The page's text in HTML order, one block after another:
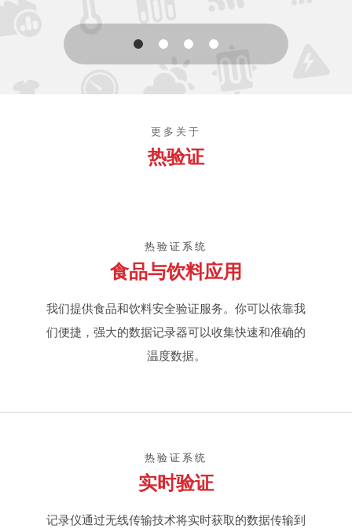
更多关于
热验证
热验证系统
食品与饮料应用
我们提供食品和饮料安全验证服务。你可以依靠我
们便捷，强大的数据记录器可以收集快速和准确的
温度数据。
热验证系统
实时验证
记录仪通过无线传输技术将实时获取的数据传输到